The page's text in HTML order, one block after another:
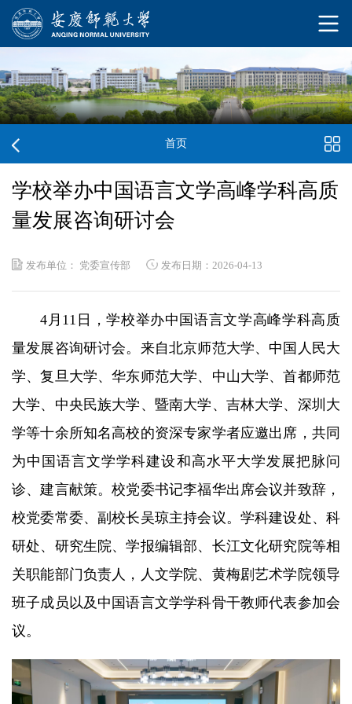
首页
学校举办中国语言文学高峰学科高质
量发展咨询研讨会
发布单位： 党委宣传部 发布日期：2026-04-13
4月11日，学校举办中国语言文学高峰学科高质
量发展咨询研讨会。来自北京师范大学、中国人民大
学、复旦大学、华东师范大学、中山大学、首都师范
大学、中央民族大学、暨南大学、吉林大学、深圳大
学等十余所知名高校的资深专家学者应邀出席，共同
为中国语言文学学科建设和高水平大学发展把脉问
诊、建言献策。校党委书记李福华出席会议并致辞，
校党委常委、副校长吴琼主持会议。学科建设处、科
研处、研究生院、学报编辑部、长江文化研究院等相
关职能部门负责人，人文学院、黄梅剧艺术学院领导
班子成员以及中国语言文学学科骨干教师代表参加会
议。